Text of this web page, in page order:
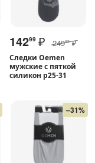
14299 ₽ 24999 ₽
Следки Oemen
мужские с пяткой
силикон р25-31
–31%